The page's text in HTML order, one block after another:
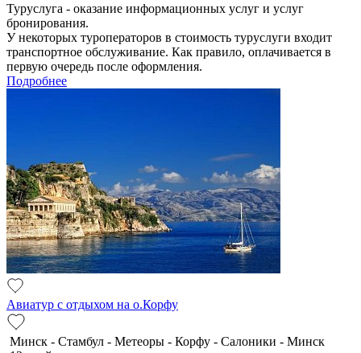
Туруслуга - оказание информационных услуг и услуг
бронирования.
У некоторых туроператоров в стоимость туруслуги входит
транспортное обслуживание. Как правило, оплачивается в
первую очередь после оформления.
Подробнее
Авиатур с отдыхом на о.Корфу
Минск - Стамбул - Метеоры - Корфу - Салоники - Минск